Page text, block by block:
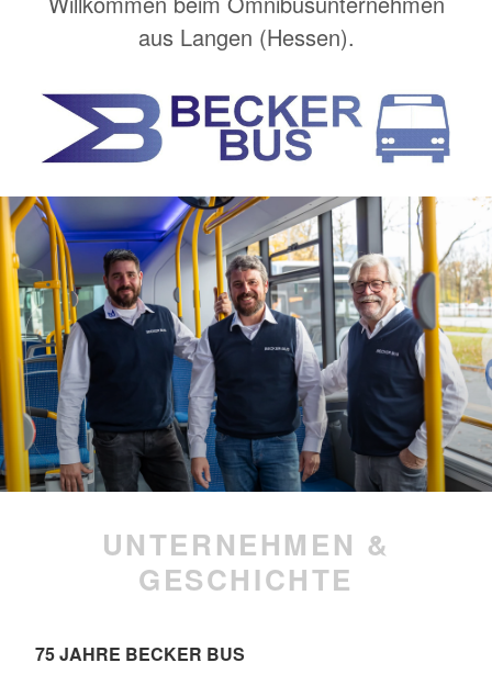
aus Langen (Hessen).
UNTERNEHMEN &
GESCHICHTE
75 JAHRE BECKER BUS